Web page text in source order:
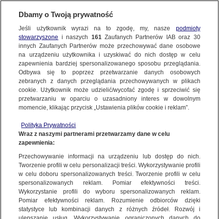
KONTAKT24|NAJNOWSZE
Jednostka wojskowa w ogniu
3 MARCA 2011 16:49
KONTAKT24
Wyślij Materiał
WYŚLIJ MATERIAŁ
NAJNOWSZE
GORĄCE TEMATY
WIĘCEJ
KANAŁY
Dzień dobry!
Jedno konto do wszystkich usług
Dbamy o Twoją prywatność
Jeśli użytkownik wyrazi na to zgodę, my, nasze podmioty
stowarzyszone i naszych 161Zaufanych Partnerów IAB oraz 30
innych Zaufanych Partnerów może przechowywać dane osobowe
na urządzeniu użytkownika i uzyskiwać do nich dostęp w celu
zapewnienia bardziej spersonalizowanego sposobu przeglądania.
Odbywa się to poprzez przetwarzanie danych osobowych
zebranych z danych przeglądania przechowywanych w plikach
cookie. Użytkownik może udzielić/wycofać zgodę i sprzeciwić się
przetwarzaniu w oparciu o uzasadniony interes w dowolnym
momencie, klikając przycisk „Ustawienia plików cookie i reklam”.
Polityka Prywatności
Wraz z naszymi partnerami przetwarzamy dane w celu
zapewnienia:
Przechowywanie informacji na urządzeniu lub dostęp do nich.
Tworzenie profili w celu personalizacji treści. Wykorzystywanie profili
w celu doboru spersonalizowanych treści. Tworzenie profili w celu
spersonalizowanych reklam. Pomiar efektywności treści.
Wykorzystanie profili do wyboru spersonalizowanych reklam.
Pomiar efektywności reklam. Rozumienie odbiorców dzięki
statystyce lub kombinacji danych z różnych źródeł. Rozwój i